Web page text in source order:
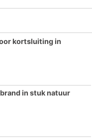
kortsluiting in
in stuk natuur